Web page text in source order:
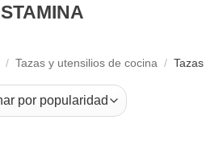
STAMINA
/ Tazas y utensilios de cocina / Tazas